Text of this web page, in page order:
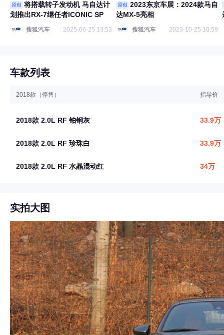
原创
将搭载转子发动机 马自达计
划推出RX-7继任者ICONIC SP
搜狐汽车 2025-06-25 13:53
原创
2023东京车展：2024款马自
达MX-5亮相
搜狐汽车 2023-10-25 10:59
车款列表
2018款（停售） 指导价
2018款 2.0L RF 铂钢灰 33.9万
2018款 2.0L RF 珍珠白 33.9万
2018款 2.0L RF 水晶混动红 34万
实拍大图